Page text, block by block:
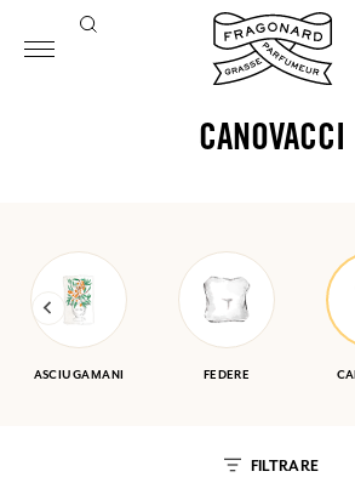
CANOVACCI
ASCIUGAMANI FEDERE
FILTRARE